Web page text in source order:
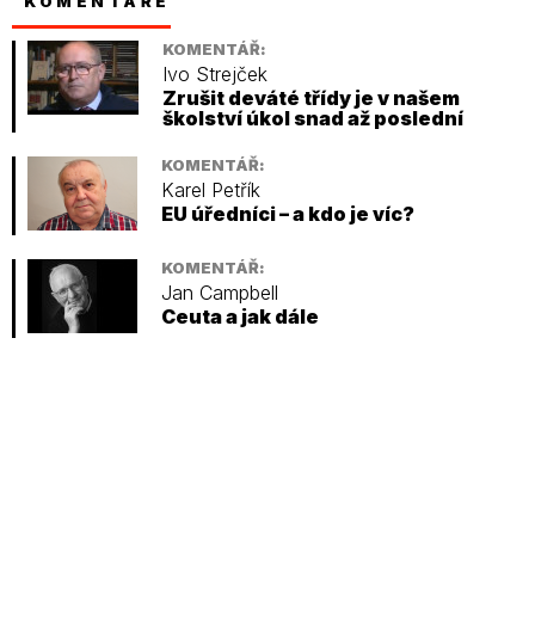
KOMENTÁŘ:
Ivo Strejček
Zrušit deváté třídy je v našem
školství úkol snad až poslední
KOMENTÁŘ:
Karel Petřík
EU úředníci – a kdo je víc?
KOMENTÁŘ:
Jan Campbell
Ceuta a jak dále